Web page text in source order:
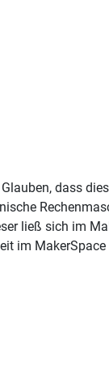
dass
ließ sich im
im